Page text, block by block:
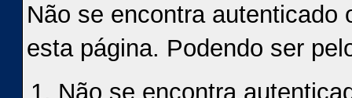
Não se encontra autenticado
esta página. Podendo ser
Não se encontra